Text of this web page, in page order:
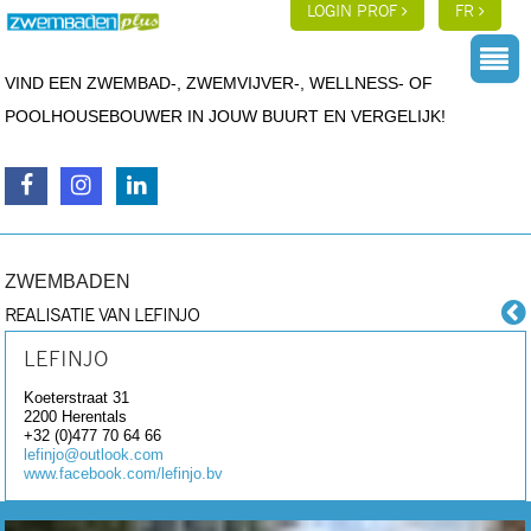
LOGIN PROF FR
VIND EEN ZWEMBAD-, ZWEMVIJVER-, WELLNESS- OF
POOLHOUSEBOUWER IN JOUW BUURT EN VERGELIJK!
ZWEMBADEN
REALISATIE VAN LEFINJO
LEFINJO
Koeterstraat 31
2200 Herentals
+32 (0)477 70 64 66
lefinjo@outlook.com
www.facebook.com/lefinjo.bv